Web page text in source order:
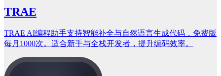
TRAE
TRAE AI编程助手支持智能补全与自然语言生成代码，免费版
每月1000次。适合新手与全栈开发者，提升编码效率。